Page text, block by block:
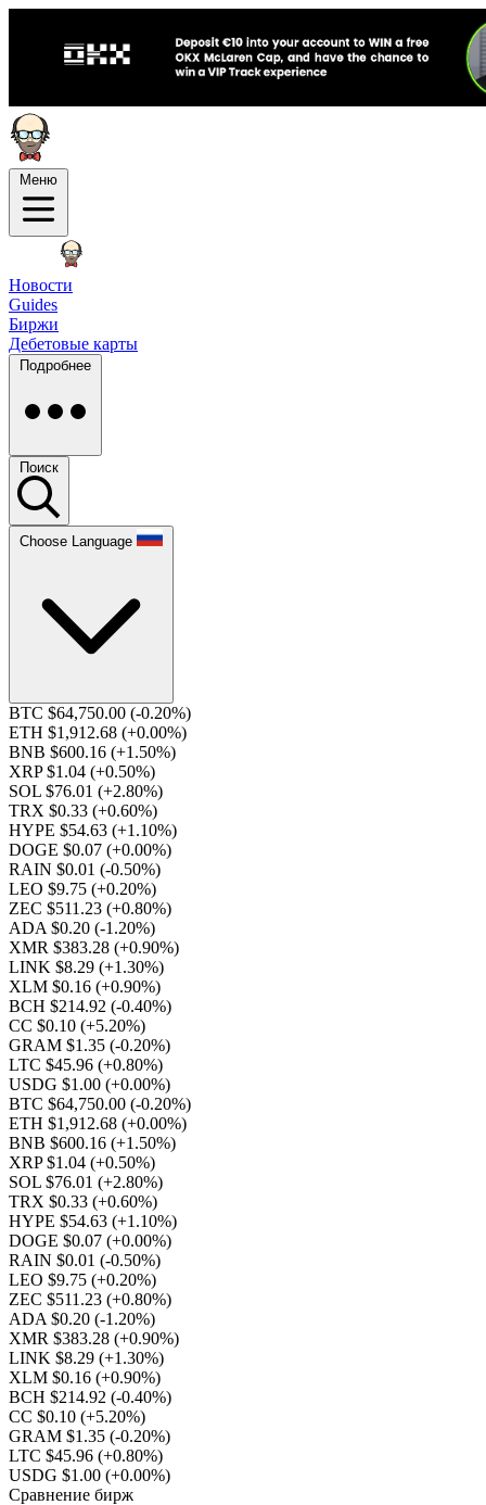
Меню
Новости
Guides
Биржи
Дебетовые карты
Подробнее
Поиск
Choose Language
BTC $64,750.00 (-0.20%)
ETH $1,912.68 (+0.00%)
BNB $600.16 (+1.50%)
XRP $1.04 (+0.50%)
SOL $76.01 (+2.80%)
TRX $0.33 (+0.60%)
HYPE $54.63 (+1.10%)
DOGE $0.07 (+0.00%)
RAIN $0.01 (-0.50%)
LEO $9.75 (+0.20%)
ZEC $511.23 (+0.80%)
ADA $0.20 (-1.20%)
XMR $383.28 (+0.90%)
LINK $8.29 (+1.30%)
XLM $0.16 (+0.90%)
BCH $214.92 (-0.40%)
CC $0.10 (+5.20%)
GRAM $1.35 (-0.20%)
LTC $45.96 (+0.80%)
USDG $1.00 (+0.00%)
BTC $64,750.00 (-0.20%)
ETH $1,912.68 (+0.00%)
BNB $600.16 (+1.50%)
XRP $1.04 (+0.50%)
SOL $76.01 (+2.80%)
TRX $0.33 (+0.60%)
HYPE $54.63 (+1.10%)
DOGE $0.07 (+0.00%)
RAIN $0.01 (-0.50%)
LEO $9.75 (+0.20%)
ZEC $511.23 (+0.80%)
ADA $0.20 (-1.20%)
XMR $383.28 (+0.90%)
LINK $8.29 (+1.30%)
XLM $0.16 (+0.90%)
BCH $214.92 (-0.40%)
CC $0.10 (+5.20%)
GRAM $1.35 (-0.20%)
LTC $45.96 (+0.80%)
USDG $1.00 (+0.00%)
Сравнение бирж